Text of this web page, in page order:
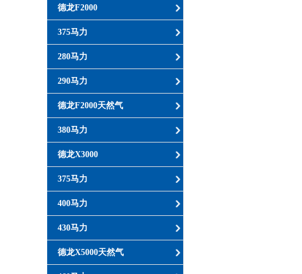
德龙F2000
375马力
280马力
290马力
德龙F2000天然气
380马力
德龙X3000
375马力
400马力
430马力
德龙X5000天然气